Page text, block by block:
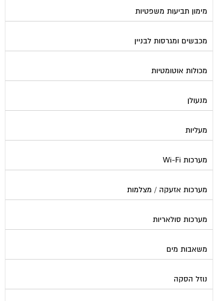
מימון תביעות משפטיות
מכבשים ומגרסות לבניין
מכולות אוטומטיות
מנעולן
מעליות
מערכות Wi-Fi
מערכות אזעקה / מצלמות
מערכות סולאריות
משאבות מים
נוזל הסקה